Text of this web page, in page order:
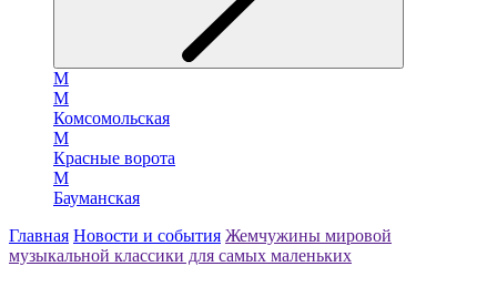
М
М
Комсомольская
М
Красные ворота
М
Бауманская
Главная Новости и события Жемчужины мировой
музыкальной классики для самых маленьких